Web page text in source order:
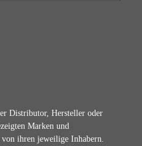
Distributor, Hersteller oder
Marken und
ihren jeweilige Inhabern.